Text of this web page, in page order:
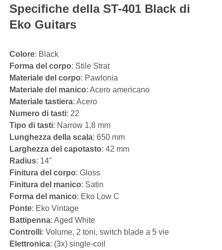
Specifiche della ST-401 Black di
Eko Guitars
Colore: Black
Forma del corpo: Stile Strat
Materiale del corpo: Pawlonia
Materiale del manico: Acero americano
Materiale tastiera: Acero
Numero di tasti: 22
Tipo di tasti: Narrow 1,8 mm
Lunghezza della scala: 650 mm
Larghezza del capotasto: 42 mm
Radius: 14"
Finitura del corpo: Gloss
Finitura del manico: Satin
Forma del manico: Eko Low C
Ponte: Eko Vintage
Battipenna: Aged White
Controlli: Volume, 2 toni, switch blade a 5 vie
Elettronica: (3x) single-coil